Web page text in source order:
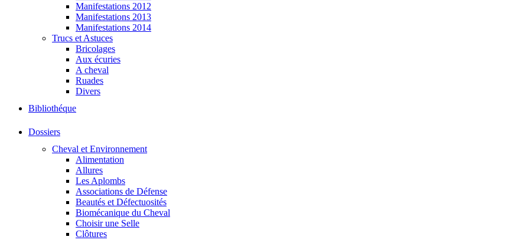
Manifestations 2012
Manifestations 2013
Manifestations 2014
Trucs et Astuces
Bricolages
Aux écuries
A cheval
Ruades
Divers
Bibliothéque
Dossiers
Cheval et Environnement
Alimentation
Allures
Les Aplombs
Associations de Défense
Beautés et Défectuosités
Biomécanique du Cheval
Choisir une Selle
Clôtures